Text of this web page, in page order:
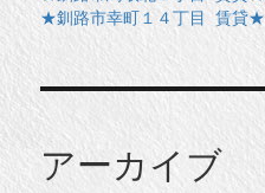
★釧路市幸町１４丁目 賃貸★
アーカイブ